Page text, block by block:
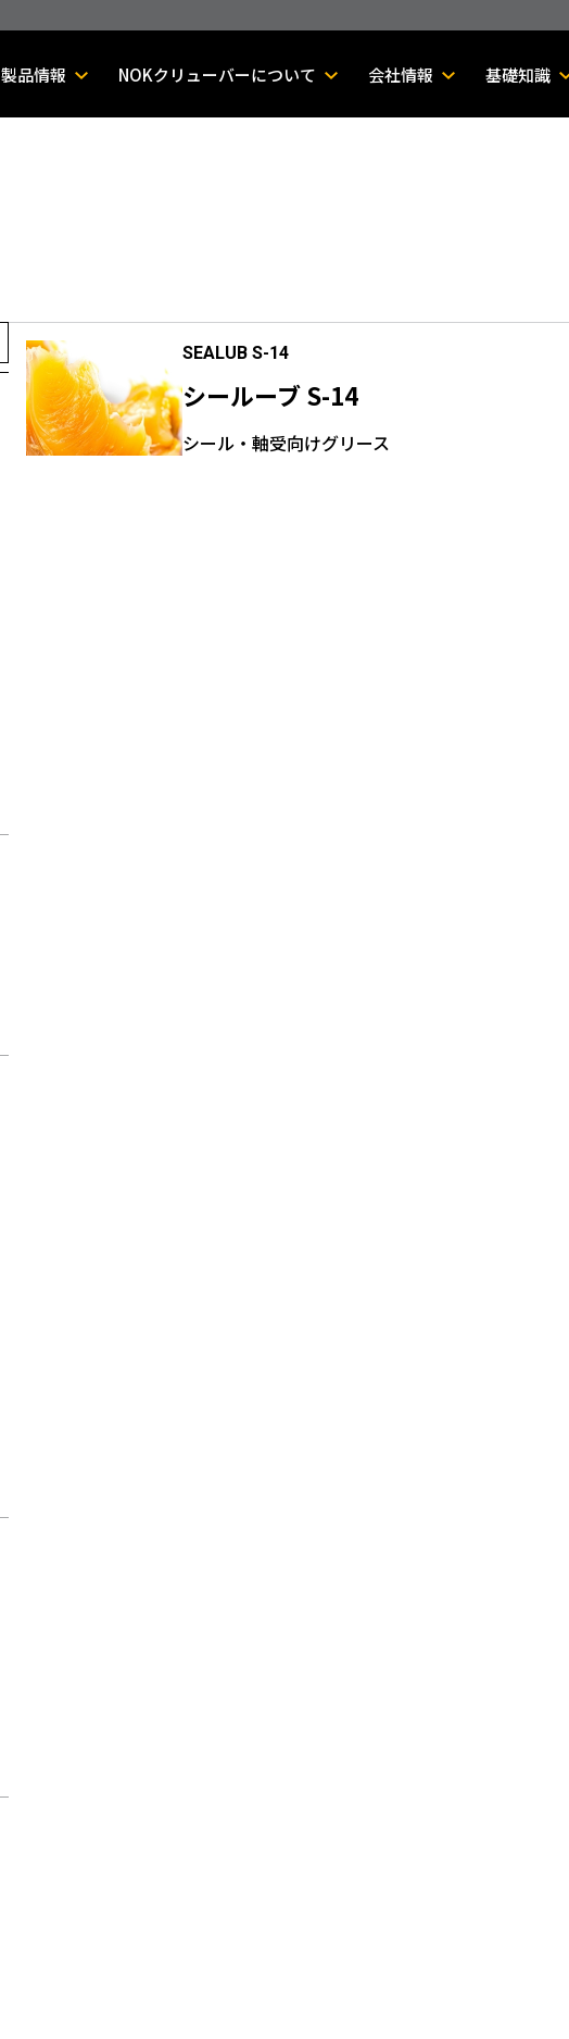
製品情報 NOKクリューバーについて 会社情報 基礎知識
SEALUB S-14
シールーブ S-14
シール・軸受向けグリース